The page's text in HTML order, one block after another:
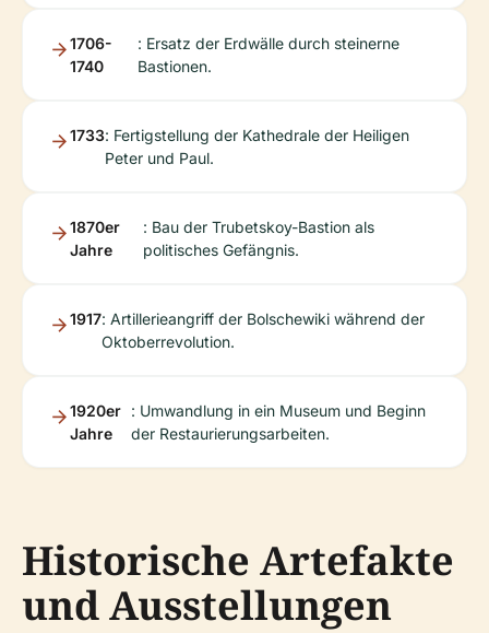
1706-
1740
: Ersatz der Erdwälle durch steinerne
Bastionen.
1733: Fertigstellung der Kathedrale der Heiligen
Peter und Paul.
1870er
Jahre
: Bau der Trubetskoy-Bastion als
politisches Gefängnis.
1917: Artillerieangriff der Bolschewiki während der
Oktoberrevolution.
1920er
Jahre
: Umwandlung in ein Museum und Beginn
der Restaurierungsarbeiten.
Historische Artefakte
und Ausstellungen